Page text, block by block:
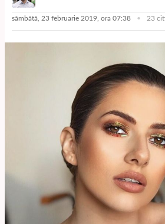
sâmbătă, 23 februarie 2019, ora 07:38 23